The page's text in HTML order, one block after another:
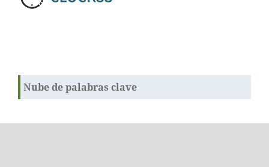
Nube de palabras clave